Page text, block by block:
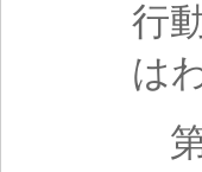
行
は
第